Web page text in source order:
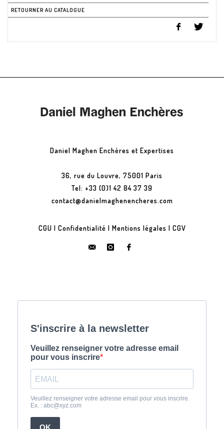
RETOURNER AU CATALOGUE
Daniel Maghen Enchères et Expertises
36, rue du Louvre, 75001 Paris
Tel: +33 (0)1 42 84 37 39
contact@danielmaghenencheres.com
CGU | Confidentialité | Mentions légales | CGV